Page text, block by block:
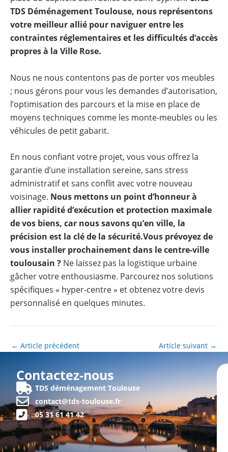
TDS Déménagement Toulouse, nous représentons
votre meilleur allié pour naviguer entre les
contraintes réglementaires et les difficultés d’accès
propres à la Ville Rose.
Nous ne nous contentons pas de porter vos meubles
; nous gérons pour vous les demandes d’autorisation,
l’optimisation des parcours et la mise en place de
moyens techniques comme les monte-meubles ou les
véhicules de petit gabarit.
En nous confiant votre projet, vous vous offrez la
garantie d’une installation sereine, sans stress
administratif et sans conflit avec votre nouveau
voisinage. Nous mettons un point d’honneur à
allier rapidité d’exécution et protection maximale
de vos biens, car nous savons qu’en ville, la
précision est la clé de la sécurité.Vous prévoyez de
vous installer prochainement dans le centre-ville
toulousain ? Ne laissez pas la logistique urbaine
gâcher votre enthousiasme. Parcourez nos solutions
spécifiques « hyper-centre » et obtenez votre devis
personnalisé en quelques minutes.
← Article précédent Article suivant →
Contactez-nous
TDS déménagement Toulouse
contact@tds-toulouse.fr
05 31 61 41 42